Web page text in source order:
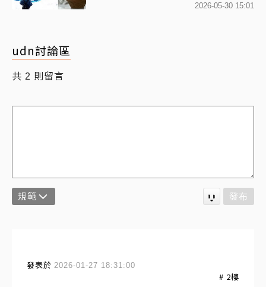
2026-05-30 15:01
udn討論區
共 2 則留言
規範 發布
發表於 2026-01-27 18:31:00
# 2樓